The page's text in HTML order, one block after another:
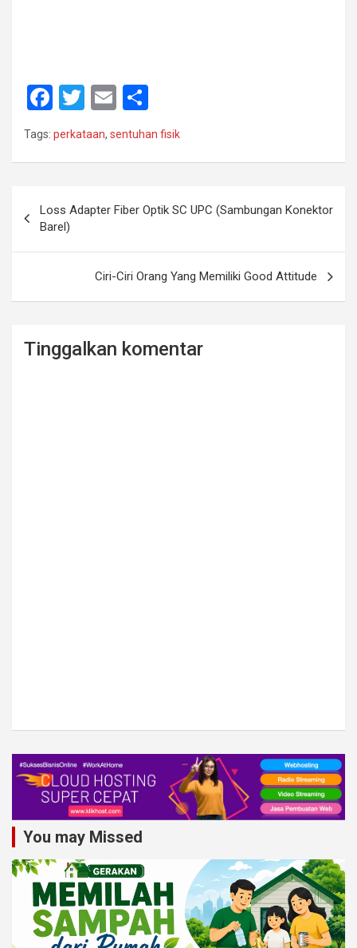
F
ce
o
o
k
T
E
m
h
Tags: perkataan, sentuhan fisik
pos
Loss Adapter Fiber Optik SC UPC (Sambungan Konektor
Barel)
Ciri-Ciri Orang Yang Memiliki Good Attitude
Tinggalkan komentar
You may Missed